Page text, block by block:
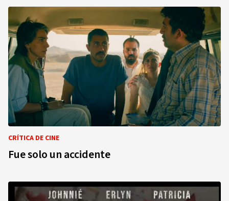
CRÍTICA DE CINE
Fue solo un accidente